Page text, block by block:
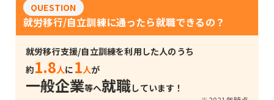
QUESTION
就労移行/自立訓練に通ったら就職できるの？
就労移行支援/自立訓練を利用した人のうち
約1.8人に 1人が
一般企業等へ就職しています！